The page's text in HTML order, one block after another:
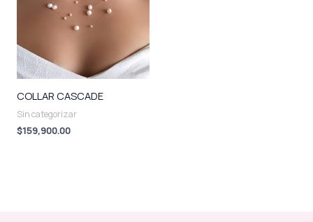
COLLAR CASCADE
Sin categorizar
$159,900.00